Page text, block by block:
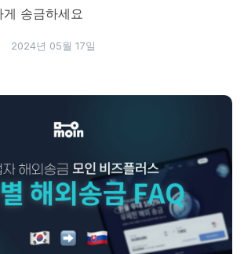
송금하세요
2024년 05월 17일